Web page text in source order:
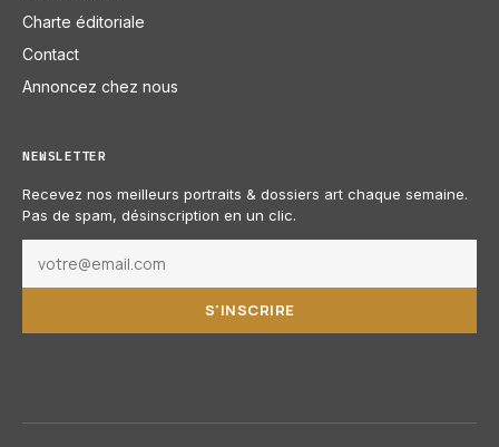
Charte éditoriale
Contact
Annoncez chez nous
NEWSLETTER
Recevez nos meilleurs portraits & dossiers art chaque semaine.
Pas de spam, désinscription en un clic.
S'INSCRIRE